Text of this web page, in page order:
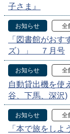
子さま』
お知らせ 全
「図書館がお
ズ）」 ７月号
お知らせ 全
自動貸出機を使
谷、下馬、深沢)
お知らせ 全
「本で旅をし